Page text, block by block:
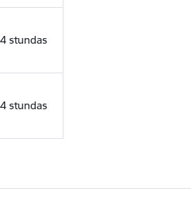
stundas
stundas